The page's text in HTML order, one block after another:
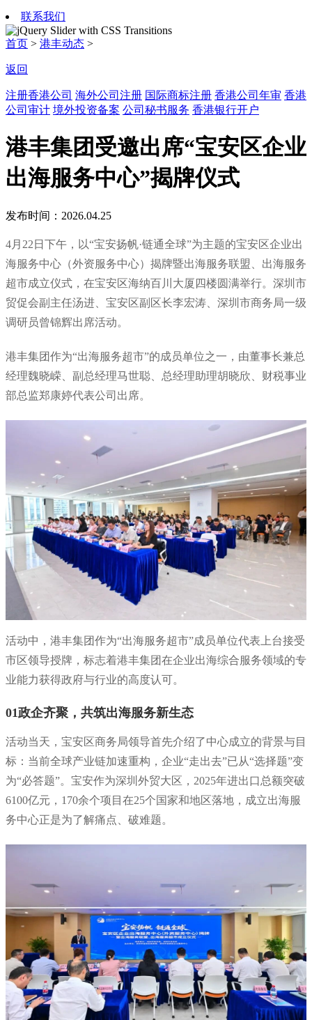
联系我们
首页 > 港丰动态 >
返回
注册香港公司 海外公司注册 国际商标注册 香港公司年审 香港
公司审计 境外投资备案 公司秘书服务 香港银行开户
港丰集团受邀出席“宝安区企业
出海服务中心”揭牌仪式
发布时间：2026.04.25
4月22日下午，以“宝安扬帆·链通全球”为主题的宝安区企业出
海服务中心（外资服务中心）揭牌暨出海服务联盟、出海服务
超市成立仪式，在宝安区海纳百川大厦四楼圆满举行。深圳市
贸促会副主任汤进、宝安区副区长李宏涛、深圳市商务局一级
调研员曾锦辉出席活动。
港丰集团作为“出海服务超市”的成员单位之一，由董事长兼总
经理魏晓嵘、副总经理马世聪、总经理助理胡晓欣、财税事业
部总监郑康婷代表公司出席。
活动中，港丰集团作为“出海服务超市”成员单位代表上台接受
市区领导授牌，标志着港丰集团在企业出海综合服务领域的专
业能力获得政府与行业的高度认可。
01政企齐聚，共筑出海服务新生态
活动当天，宝安区商务局领导首先介绍了中心成立的背景与目
标：当前全球产业链加速重构，企业“走出去”已从“选择题”变
为“必答题”。宝安作为深圳外贸大区，2025年进出口总额突破
6100亿元，170余个项目在25个国家和地区落地，成立出海服
务中心正是为了解痛点、破难题。